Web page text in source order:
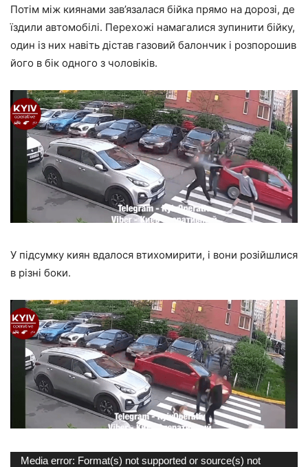
Потім між киянами зав’язалася бійка прямо на дорозі, де
їздили автомобілі. Перехожі намагалися зупинити бійку,
один із них навіть дістав газовий балончик і розпорошив
його в бік одного з чоловіків.
У підсумку киян вдалося втихомирити, і вони розійшлися
в різні боки.
Відеопрогравач
Media error: Format(s) not supported or source(s) not